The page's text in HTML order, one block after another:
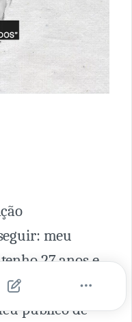
meu
27 anos e
Gráfico há 1
público de